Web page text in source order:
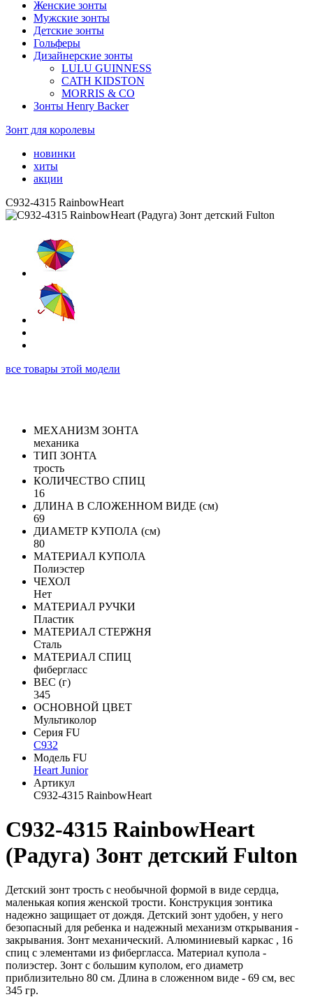
Женские зонты
Мужские зонты
Детские зонты
Гольферы
Дизайнерские зонты
LULU GUINNESS
CATH KIDSTON
MORRIS & CO
Зонты Henry Backer
Зонт для королевы
новинки
хиты
акции
C932-4315 RainbowHeart
все товары этой модели
МЕХАНИЗМ ЗОНТА
механика
ТИП ЗОНТА
трость
КОЛИЧЕСТВО СПИЦ
16
ДЛИНА В СЛОЖЕННОМ ВИДЕ (см)
69
ДИАМЕТР КУПОЛА (см)
80
МАТЕРИАЛ КУПОЛА
Полиэстер
ЧЕХОЛ
Нет
МАТЕРИАЛ РУЧКИ
Пластик
МАТЕРИАЛ СТЕРЖНЯ
Сталь
МАТЕРИАЛ СПИЦ
фибергласс
ВЕС (г)
345
ОСНОВНОЙ ЦВЕТ
Мультиколор
Серия FU
C932
Модель FU
Heart Junior
Артикул
C932-4315 RainbowHeart
C932-4315 RainbowHeart
(Радуга) Зонт детский Fulton
Детский зонт трость с необычной формой в виде сердца,
маленькая копия женской трости. Конструкция зонтика
надежно защищает от дождя. Детский зонт удобен, у него
безопасный для ребенка и надежный механизм открывания -
закрывания. Зонт механический. Алюминиевый каркас , 16
спиц с элементами из фибергласса. Материал купола -
полиэстер. Зонт с большим куполом, его диаметр
приблизительно 80 см. Длина в сложенном виде - 69 см, вес
345 гр.